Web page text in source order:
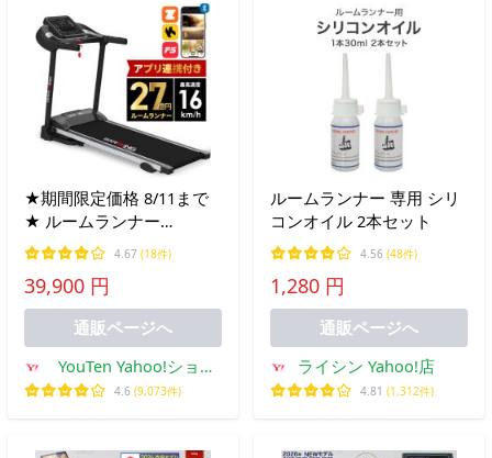
★期間限定価格 8/11まで
★ ルームランナー
MAX16km/h アプリ連携
kinomap zwift ランニング
マシン ウォーキングマシ
ン トレッドミル
4.67 (18件)
39,900 円
通販ページへ
YouTen Yahoo!ショッ
ピング店
4.6 (9,073件)
ルームランナー 専用 シリ
コンオイル 2本セット
4.56 (48件)
1,280 円
通販ページへ
ライシン Yahoo!店
4.81 (1,312件)